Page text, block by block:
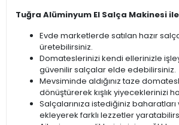
Tuğra Alüminyum El Salça Makinesi
Evde marketlerde satılan hazır
üretebilirsiniz.
Domateslerinizi kendi ellerinizle
güvenilir salçalar elde edebilirsiniz.
Mevsiminde aldığınız taze
dönüştürerek kışlık yiyeceklerinizi
Salçalarınıza istediğiniz
ekleyerek farklı lezzetler